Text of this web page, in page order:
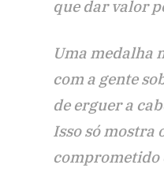
que dar valor
Uma medalha
com a gente
de erguer a
Isso só mostra
comprometido